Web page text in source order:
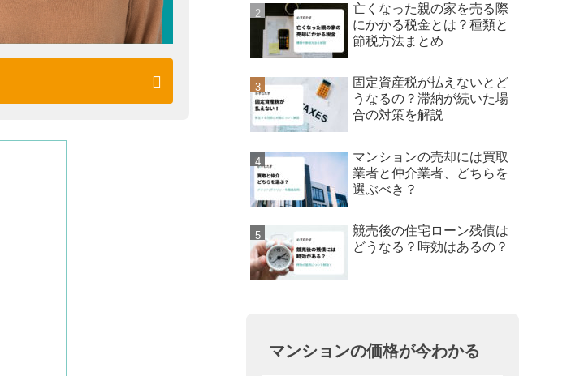
亡くなった親の家を売る際
にかかる税金とは？種類と
節税方法まとめ
固定資産税が払えないとど
うなるの？滞納が続いた場
合の対策を解説
マンションの売却には買取
業者と仲介業者、どちらを
選ぶべき？
競売後の住宅ローン残債は
どうなる？時効はあるの？
マンションの価格が今わかる